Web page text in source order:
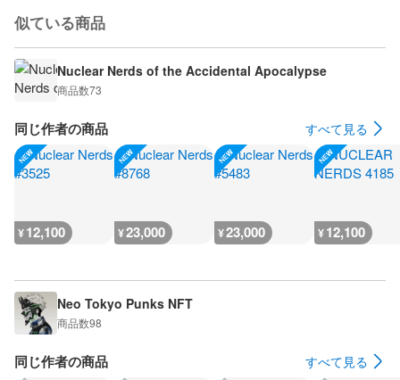
似ている商品
Nuclear Nerds of the Accidental Apocalypse
商品数73
同じ作者の商品 すべて見る
¥12,100 ¥23,000 ¥23,000 ¥12,100
Neo Tokyo Punks NFT
商品数98
同じ作者の商品 すべて見る